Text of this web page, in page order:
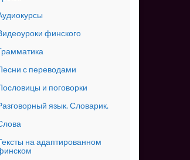
финского
с переводами
и поговорки
язык. Словарик.
на адаптированном